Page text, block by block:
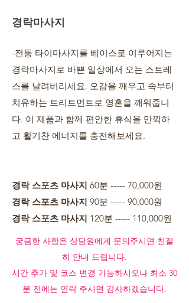
경락마사지
-전통 타이마사지를 베이스로 이루어지는
경락마사지로 바쁜 일상에서 오는 스트레
스를 날려버리세요. 오감을 깨우고 속부터
치유하는 트리트먼트로 영혼을 깨워줍니
다. 이 제품과 함께 편안한 휴식을 만끽하
고 활기찬 에너지를 충전해보세요.
경락 스포츠 마사지 60분 ----- 70,000원
경락 스포츠 마사지 90분 ----- 90,000원
경락 스포츠 마사지 120분 ----- 110,000원​
​궁금한 사항은 상담원에게 문의주시면 친절
히 안내 드립니다.
시간 추가 및 코스 변경 가능하시오나 최소 30
분 전에는 연락 주시면 감사하겠습니다.